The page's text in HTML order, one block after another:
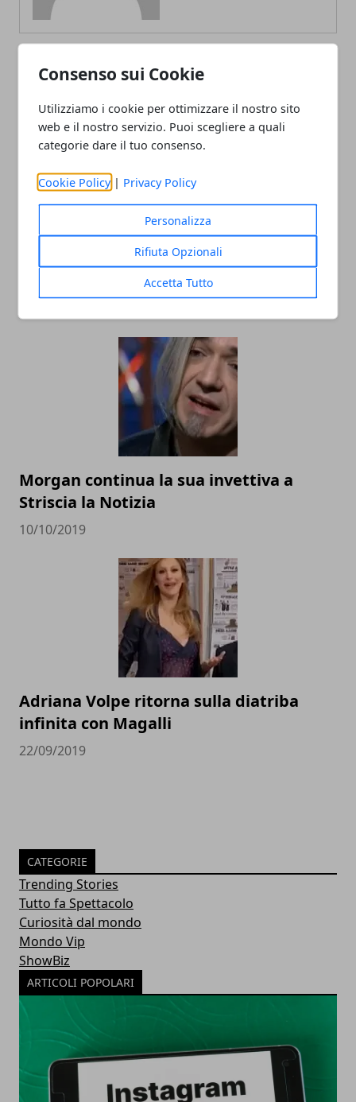
Consenso sui Cookie
Utilizziamo i cookie per ottimizzare il nostro sito
web e il nostro servizio. Puoi scegliere a quali
categorie dare il tuo consenso.
Cookie Policy | Privacy Policy
Personalizza
Rifiuta Opzionali
Accetta Tutto
ARTICOLI CORRELATI
Diventare influencer: una guida
Morgan continua la sua invettiva a
Striscia la Notizia
10/10/2019
Adriana Volpe ritorna sulla diatriba
infinita con Magalli
22/09/2019
CATEGORIE
Trending Stories
Tutto fa Spettacolo
Curiosità dal mondo
Mondo Vip
ShowBiz
ARTICOLI POPOLARI